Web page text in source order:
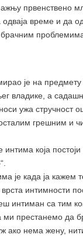
првенствено
одваја време и
је на предмету
владике, а
ужа стручност
грешним и
која
када ја кажем
интимности
интиман са тим
ми престанемо да
ако нема жену,